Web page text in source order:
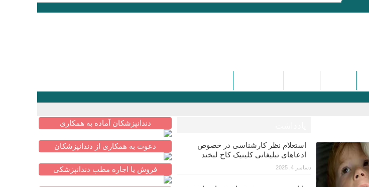
استعلام نظر کارشناسی در خصوص
ادعاهای تبلیغاتی کلینیک کاخ لبخند
دسامبر 4, 2025
دندانپزشکان آماده به همکاری
دعوت به همکاری از دندانپزشکان
فروش یا اجاره مطب دندانپزشکی